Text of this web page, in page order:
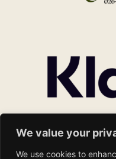
We value your
We use cookies to